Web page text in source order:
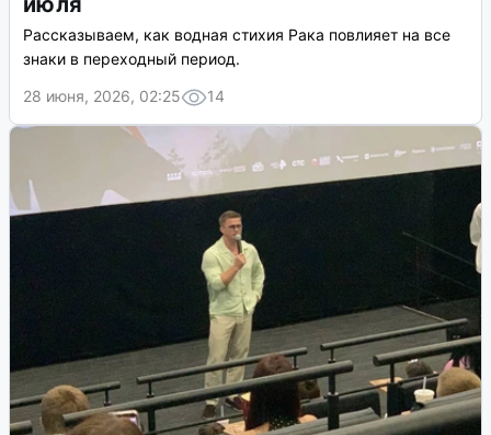
Рассказываем, как водная стихия Рака повлияет на все
знаки в переходный период.
28 июня, 2026, 02:25
14